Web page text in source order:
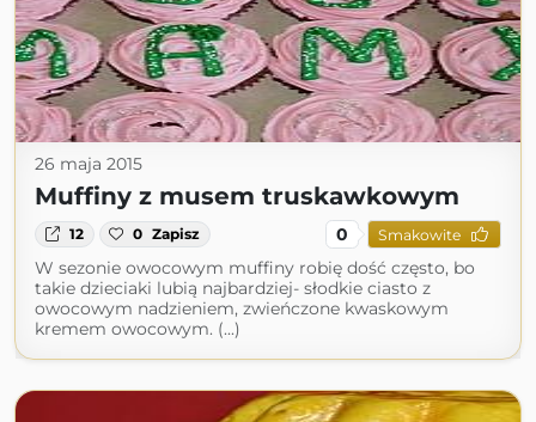
26 maja 2015
Muffiny z musem truskawkowym
12 0 Zapisz 0 Smakowite
W sezonie owocowym muffiny robię dość często, bo
takie dzieciaki lubią najbardziej- słodkie ciasto z
owocowym nadzieniem, zwieńczone kwaskowym
kremem owocowym. (...)